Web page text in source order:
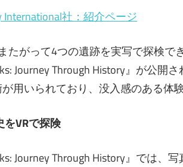
International社：紹介ページ
たがって4つの遺跡を実写で探検で
Journey Through History』が公
用いられており、没入感のある体
をVRで探険
Journey Through History』では